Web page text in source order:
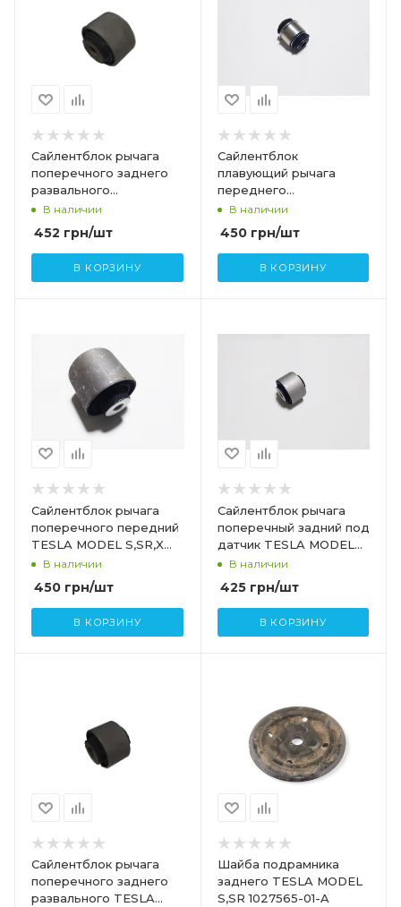
Сайлентблок рычага
поперечного заднего
развального
(армированный) TESLA
MODEL S,SR 1043964-
00-C
В наличии
452 грн/шт
В КОРЗИНУ
Сайлентблок
плавующий рычага
переднего
поперечного TESLA
MODEL S,SR 1027351-00-
В наличии
450грн/шт
В КОРЗИНУ
Сайлентблок рычага
поперечного передний
TESLA MODEL S,SR,X
1027351-00-C-ASR
В наличии
450 грн/шт
В КОРЗИНУ
Сайлентблок рычага
поперечный задний под
датчик TESLA MODEL
S,SR 1027421-00-E
В наличии
425грн/шт
В КОРЗИНУ
Сайлентблок рычага
поперечного заднего
развального TESLA
Шайба подрамника
заднего TESLA MODEL
S,SR 1027565-01-A